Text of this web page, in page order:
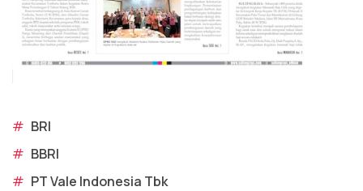
# BRI
# BBRI
# PT Vale Indonesia Tbk